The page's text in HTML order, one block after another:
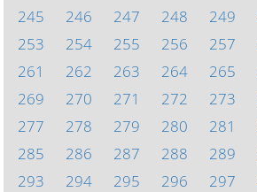
245
246 247 248 249
253
254 255 256 257
261
262 263 264 265
269
270 271 272 273
277
278 279 280 281
285
286 287 288 289
293
294 295 296 297